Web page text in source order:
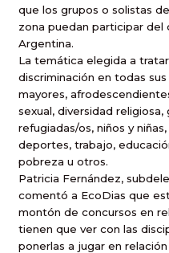
que los grupos o solistas
zona puedan participar del
Argentina.
La temática elegida a
discriminación en todas sus
mayores,
sexual, diversidad
refugiadas/os, niños y
deportes, trabajo,
pobreza u otros.
Patricia Fernández,
comentó a EcoDias que
montón de concursos en
tienen que ver con las
ponerlas a jugar en